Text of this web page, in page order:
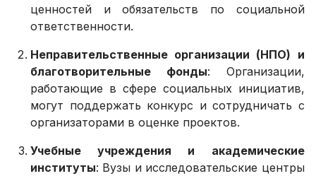
ценностей и обязательств по социальной
ответственности.
Неправительственные организации (НПО) и
благотворительные фонды: Организации,
работающие в сфере социальных инициатив,
могут поддержать конкурс и сотрудничать с
организаторами в оценке проектов.
Учебные учреждения и академические
институты: Вузы и исследовательские центры